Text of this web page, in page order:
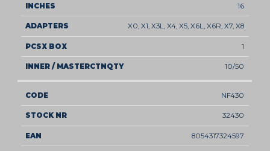
16
X0, X1, X3L, X4, X5, X6L, X6R, X7, X8
1
10/50
NF430
32430
8054317324597